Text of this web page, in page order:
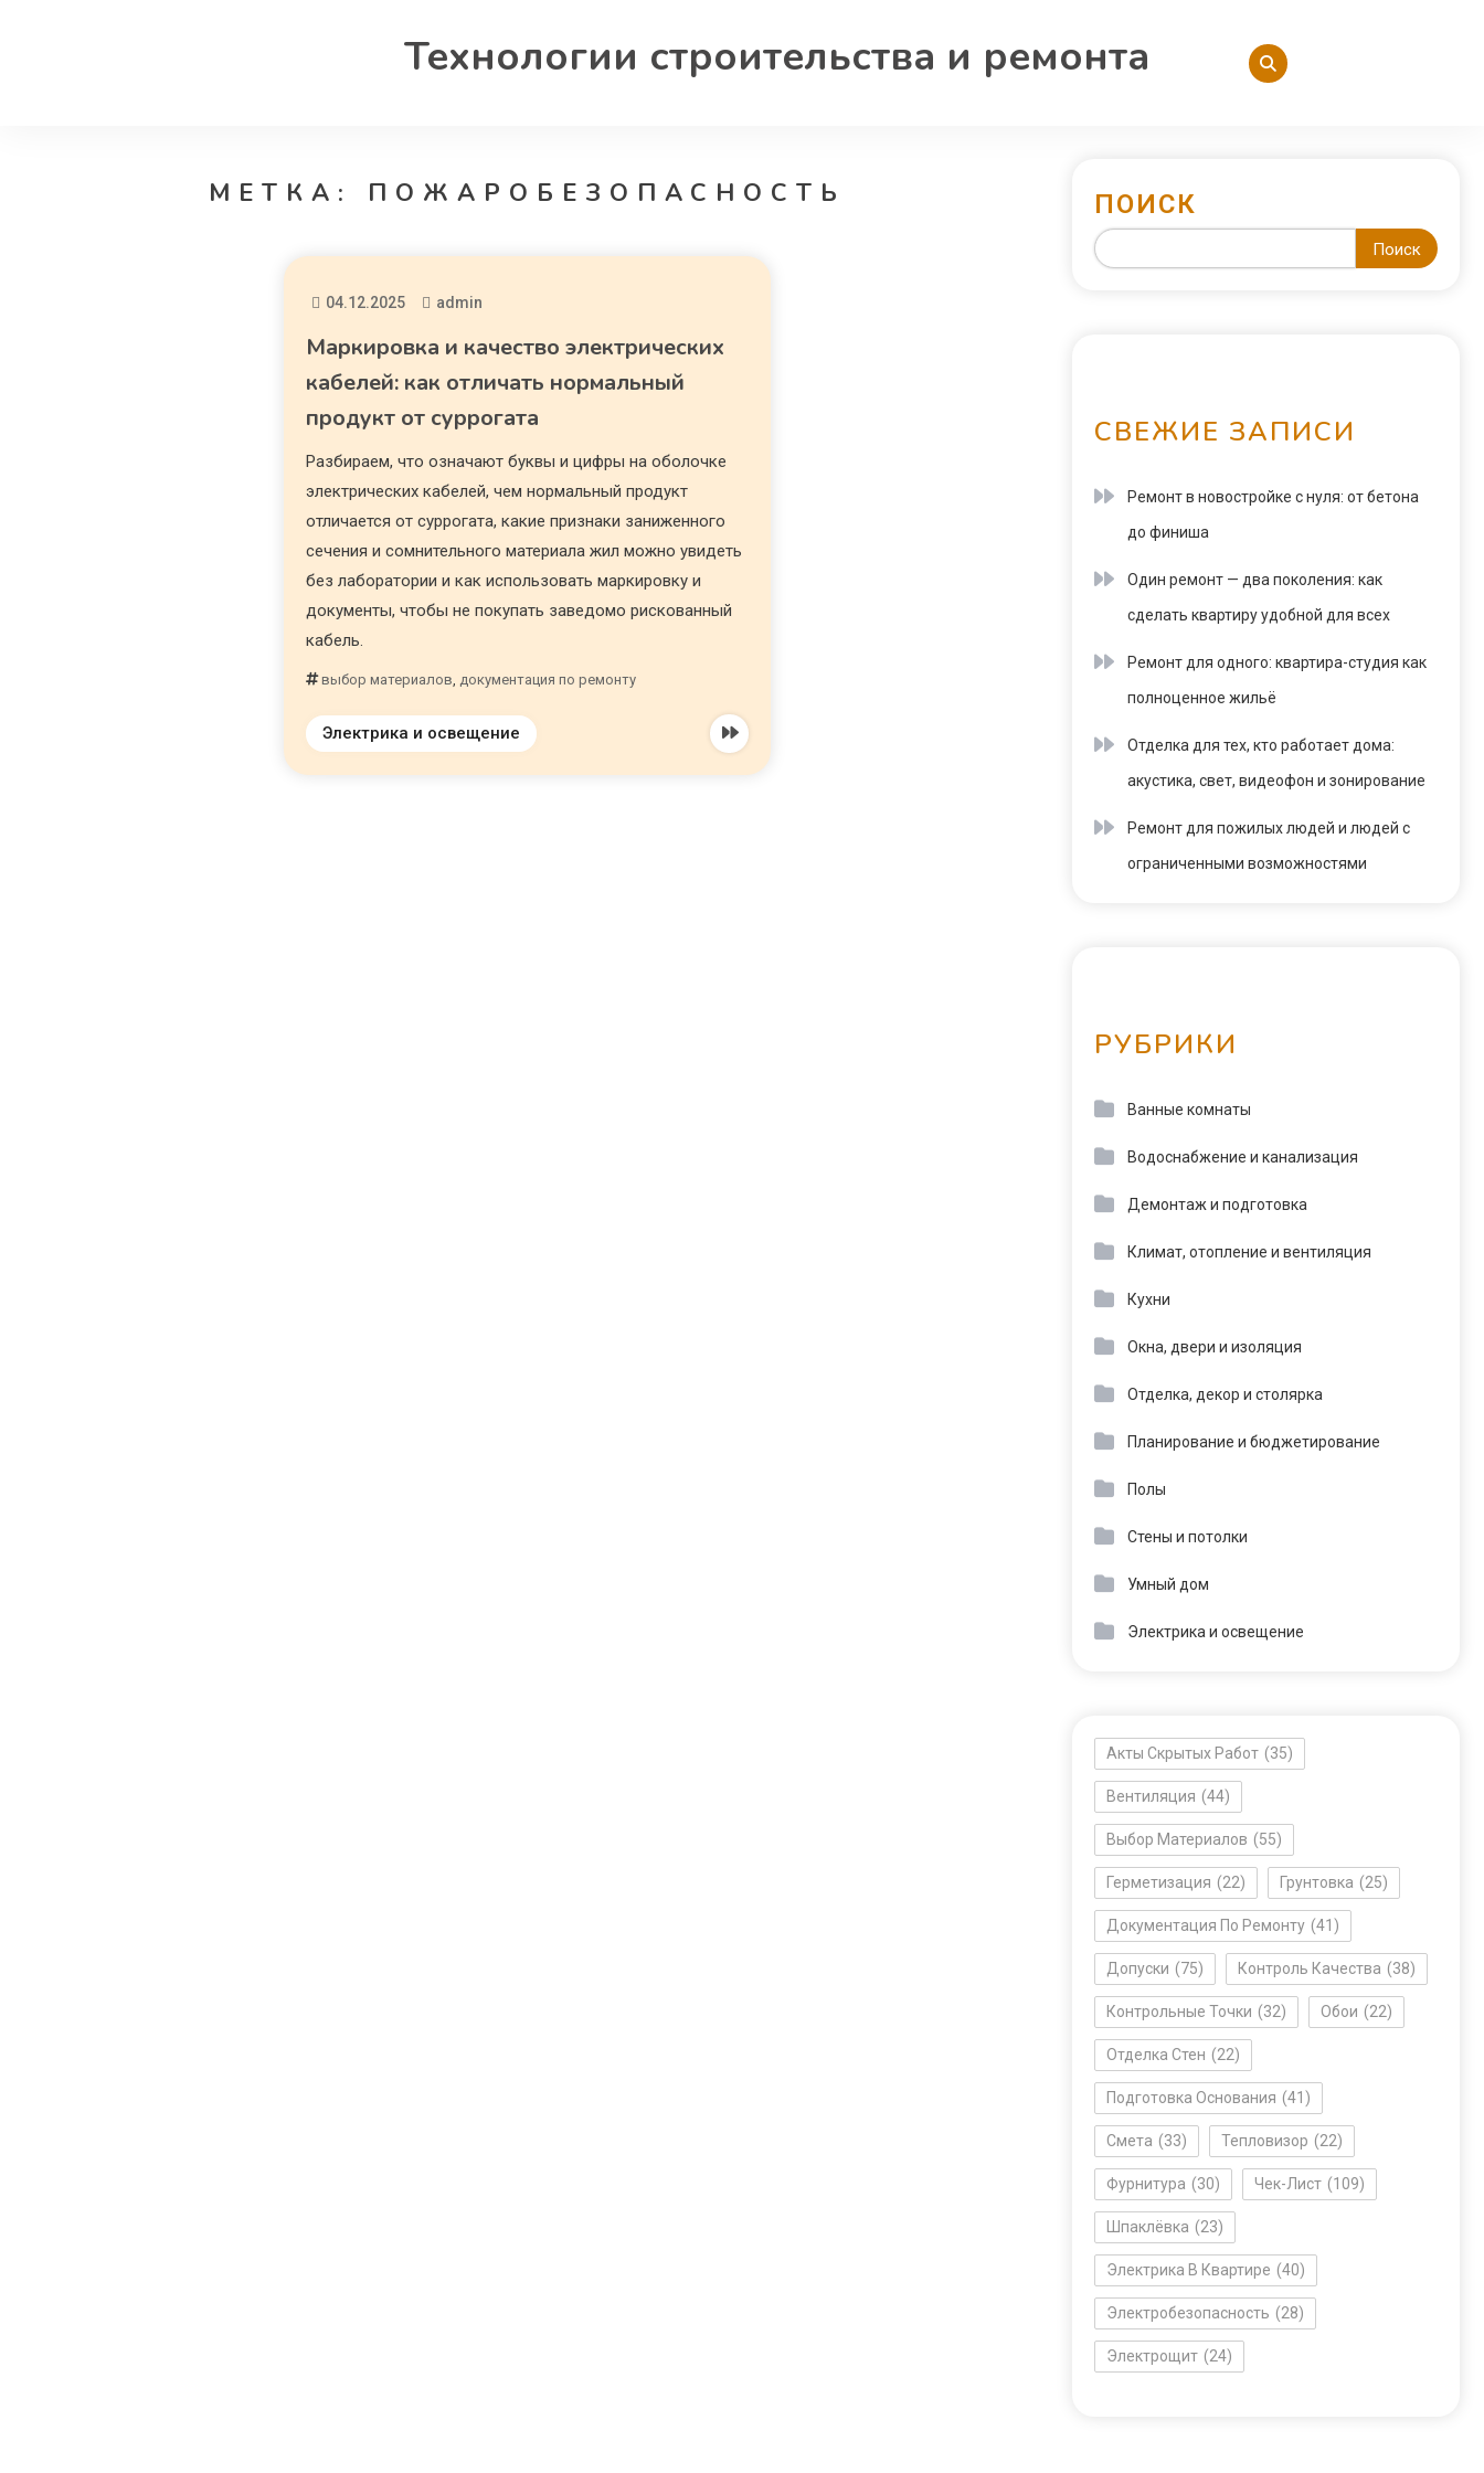
Технологии строительства и ремонта
МЕТКА: ПОЖАРОБЕЗОПАСНОСТЬ
04.12.2025 admin
Маркировка и качество электрических
кабелей: как отличать нормальный
продукт от суррогата
Разбираем, что означают буквы и цифры на оболочке
электрических кабелей, чем нормальный продукт
отличается от суррогата, какие признаки заниженного
сечения и сомнительного материала жил можно увидеть
без лаборатории и как использовать маркировку и
документы, чтобы не покупать заведомо рискованный
кабель.
выбор материалов документация по ремонту
Электрика и освещение
ПОИСК
Поиск
СВЕЖИЕ ЗАПИСИ
Ремонт в новостройке с нуля: от бетона
до финиша
Один ремонт — два поколения: как
сделать квартиру удобной для всех
Ремонт для одного: квартира-студия как
полноценное жильё
Отделка для тех, кто работает дома:
акустика, свет, видеофон и зонирование
Ремонт для пожилых людей и людей с
ограниченными возможностями
РУБРИКИ
Ванные комнаты
Водоснабжение и канализация
Демонтаж и подготовка
Климат, отопление и вентиляция
Кухни
Окна, двери и изоляция
Отделка, декор и столярка
Планирование и бюджетирование
Полы
Стены и потолки
Умный дом
Электрика и освещение
Акты Скрытых Работ (35)
Вентиляция (44)
Выбор Материалов (55)
Герметизация (22) Грунтовка (25)
Документация По Ремонту (41)
Допуски (75) Контроль Качества (38)
Контрольные Точки (32) Обои (22)
Отделка Стен (22)
Подготовка Основания (41)
Смета (33) Тепловизор (22)
Фурнитура (30) Чек-Лист (109)
Шпаклёвка (23)
Электрика В Квартире (40)
Электробезопасность (28)
Электрощит (24)